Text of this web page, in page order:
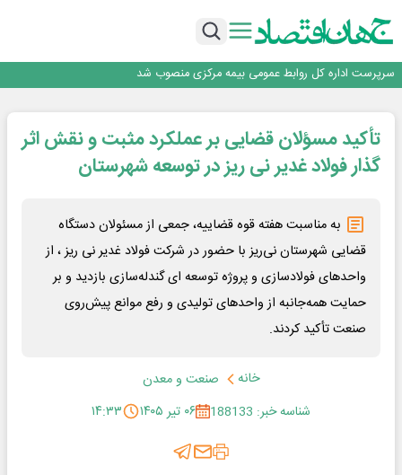
داد
روایت بانک ایران زمین از بانکداری نوین با خلق تجربه برای مشتری
سرپرست اداره کل روابط عمومی بیمه مرکزی منصوب شد
مشتریان
بانک مهر ایران بیش از ۷۰ میلیارد تومان به برنامه‌های مسئولیت اجتماعی اختصاص
تأکید مسؤلان قضایی بر عملکرد مثبت و نقش اثر
گذار فولاد غدیر نی ریز در توسعه شهرستان
به مناسبت هفته قوه قضاییه، جمعی از مسئولان دستگاه
قضایی شهرستان نی‌ریز با حضور در شرکت فولاد غدیر نی ریز ، از
واحدهای فولادسازی و پروژه توسعه ای گندله‌سازی بازدید و بر
حمایت همه‌جانبه از واحدهای تولیدی و رفع موانع پیش‌روی
صنعت تأکید کردند.
خانه
صنعت و معدن
شناسه خبر: 188133
۰۶ تیر ۱۴۰۵ ۱۴:۳۳